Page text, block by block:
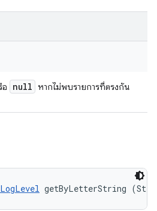
อ null หากไม่พบรายการที่ตรงกัน
getByLetterString